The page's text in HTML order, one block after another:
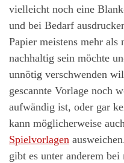
vielleicht noch eine
und bei Bedarf
Papier meistens mehr als
nachhaltig sein möchte
unnötig verschwenden
gescannte Vorlage noch
aufwändig ist, oder gar
kann möglicherweise
Spielvorlagen
gibt es unter anderem